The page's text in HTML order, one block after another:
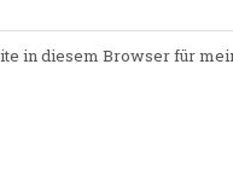
in diesem Browser für